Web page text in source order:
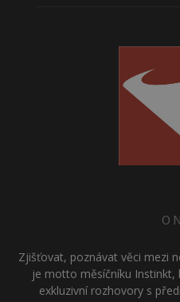
O
Zjišťovat, poznávat věci mezi
je motto měsíčníku
exkluzivní rozhovory s